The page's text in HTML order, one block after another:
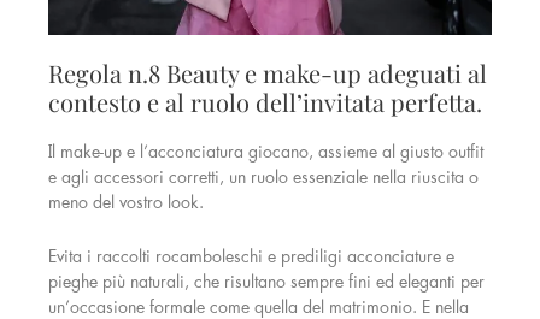
Regola n.8 Beauty e make-up adeguati al
contesto e al ruolo dell’invitata perfetta.
Il make-up e l’acconciatura giocano, assieme al giusto outfit
e agli accessori corretti, un ruolo essenziale nella riuscita o
meno del vostro look.
Evita i raccolti rocamboleschi e prediligi acconciature e
pieghe più naturali, che risultano sempre fini ed eleganti per
un’occasione formale come quella del matrimonio. E nella